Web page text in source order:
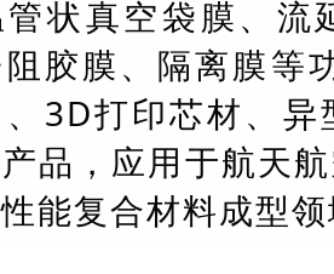
状真空袋膜、流
胶膜、隔离膜等
3D打印芯材、
品，应用于航天
能复合材料成型